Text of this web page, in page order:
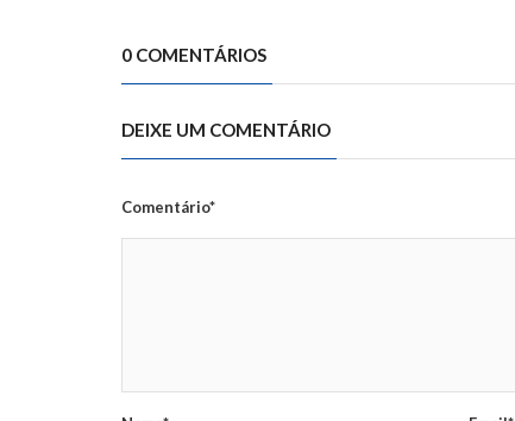
0 COMENTÁRIOS
DEIXE UM COMENTÁRIO
Comentário*